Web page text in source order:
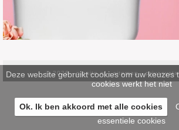
© 2026 -pinsite.nl-sitemap-
Deze website gebruikt cookies om uw keuzes
cookies werkt het niet
Ok. Ik ben akkoord met alle cookies
essentiele cookies